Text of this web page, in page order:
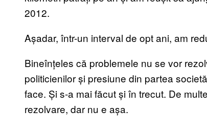
2012.
Așadar, într-un interval de opt ani, am
Bineînțeles că problemele nu se vor
politicienilor și presiune din partea
face. Și s-a mai făcut și în trecut. De
rezolvare, dar nu e așa.